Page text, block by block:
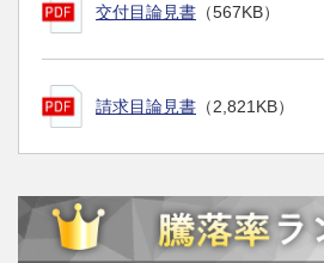
交付目論見書 （567KB）
請求目論見書 （2,821KB）